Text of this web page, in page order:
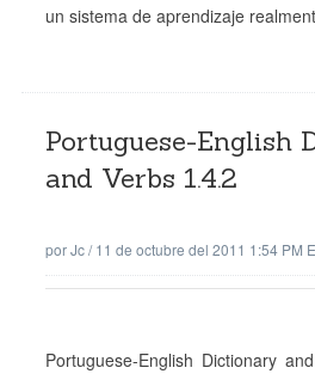
un sistema de aprendizaje
Portuguese-English
and Verbs 1.4.2
porJc/11 de octubre del 2011 1:54 PM
Portuguese-English Dictionary